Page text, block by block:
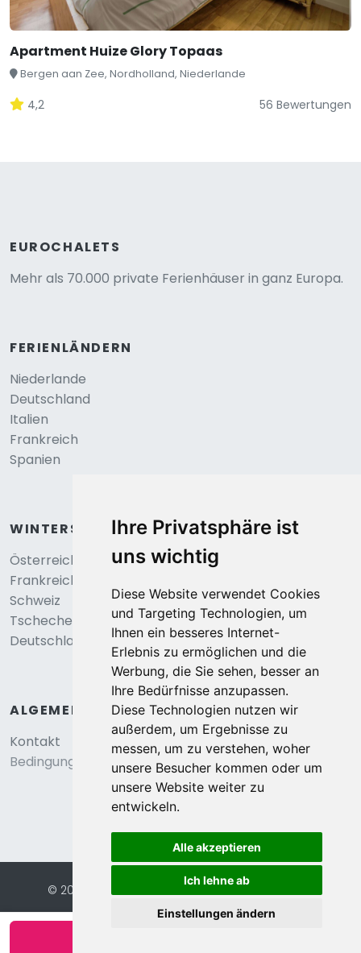
Ihre Privatsphäre ist
uns wichtig
Diese Website verwendet Cookies
und Targeting Technologien, um
Ihnen ein besseres Internet-
Erlebnis zu ermöglichen und die
Werbung, die Sie sehen, besser an
Ihre Bedürfnisse anzupassen.
Diese Technologien nutzen wir
außerdem, um Ergebnisse zu
messen, um zu verstehen, woher
unsere Besucher kommen oder um
unsere Website weiter zu
entwickeln.
Alle akzeptieren
Ich lehne ab
Einstellungen ändern
Apartment Huize Glory Topaas
Bergen aan Zee, Nordholland, Niederlande
4,2 56 Bewertungen
EUROCHALETS
Mehr als 70.000 private Ferienhäuser in ganz Europa.
FERIENLÄNDERN
Niederlande
Deutschland
Italien
Frankreich
Spanien
WINTERSPORT
Österreich
Frankreich
Schweiz
Tschechei
Deutschland
ALGEMEIN
Kontakt
Bedingungen und konditionen
© 2026 Eurochalets | Website von FalcoTravel
Sichere Online-Bezahlung mit